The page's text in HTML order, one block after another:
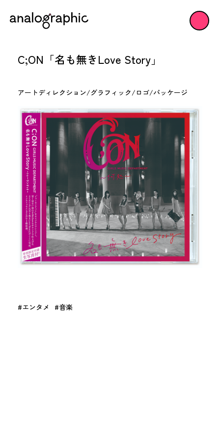
C;ON「名も無きLove Story」
アートディレクション/グラフィック/ ロゴ/パッケージ
エンタメ 音楽